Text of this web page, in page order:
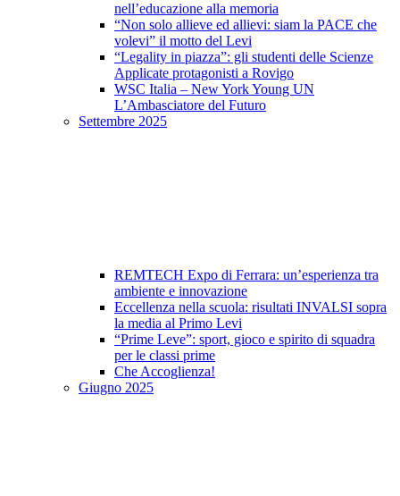
nell’educazione alla memoria
“Non solo allieve ed allievi: siam la PACE che
volevi” il motto del Levi
“Legality in piazza”: gli studenti delle Scienze
Applicate protagonisti a Rovigo
WSC Italia – New York Young UN
L’Ambasciatore del Futuro
Settembre 2025
REMTECH Expo di Ferrara: un’esperienza tra
ambiente e innovazione
Eccellenza nella scuola: risultati INVALSI sopra
la media al Primo Levi
“Prime Leve”: sport, gioco e spirito di squadra
per le classi prime
Che Accoglienza!
Giugno 2025